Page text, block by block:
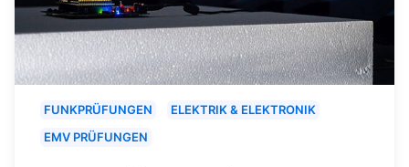
FUNKPRÜFUNGEN
ELEKTRIK & ELEKTRONIK
EMV PRÜFUNGEN